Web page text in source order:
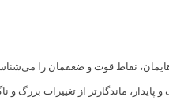
نقاط قوت و ضعفمان را
پایدار، ماندگارتر از تغییرات بزرگ و